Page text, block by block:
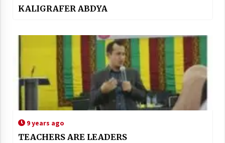
KALIGRAFER ABDYA
9 years ago
TEACHERS ARE LEADERS